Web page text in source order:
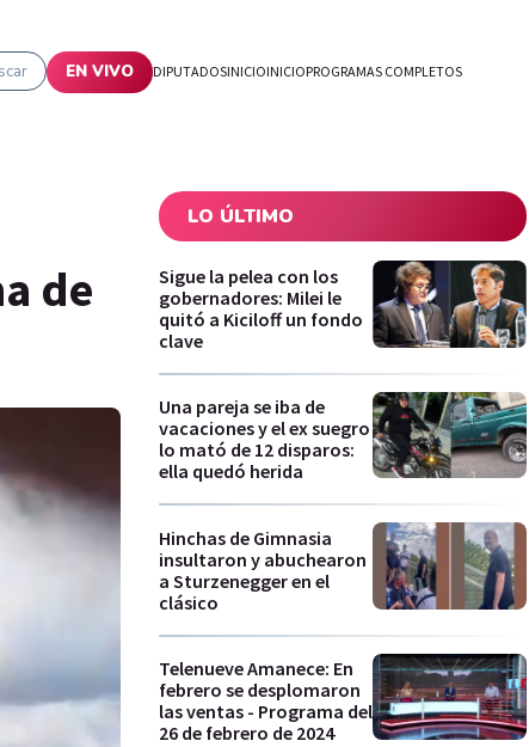
EN VIVO DIPUTADOSINICIOINICIOPROGRAMAS COMPLETOS
de
LO ÚLTIMO
Sigue la pelea con los
gobernadores: Milei le
quitó a Kiciloff un fondo
clave
Una pareja se iba de
vacaciones y el ex suegro
lo mató de 12 disparos:
ella quedó herida
Hinchas de Gimnasia
insultaron y abuchearon
a Sturzenegger en el
clásico
Telenueve Amanece: En
febrero se desplomaron
las ventas - Programa del
26 de febrero de 2024